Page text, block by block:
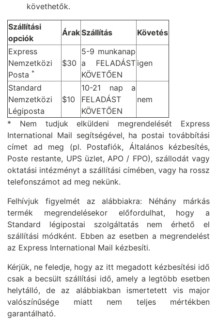
követhetők.
Szállítási
opciók
ÁrakSzállítás
Követés
Express
Nemzetközi
Posta *
$30
5-9 munkanap
a FELADÁST
KÖVETŐEN
igen
Standard
Nemzetközi
Légiposta
$10
10-21 nap a
FELADÁST
KÖVETŐEN
nem
* Nem tudjuk elküldeni megrendelését Express
International Mail segítségével, ha postai továbbítási
címet ad meg (pl. Postafiók, Általános kézbesítés,
Poste restante, UPS üzlet, APO / FPO), szállodát vagy
oktatási intézményt a szállítási címében, vagy ha rossz
telefonszámot ad meg nekünk.
Felhívjuk figyelmét az alábbiakra: Néhány márkás
termék megrendelésekor előfordulhat, hogy a
Standard légipostai szolgáltatás nem érhető el
szállítási módként. Ebben az esetben a megrendelést
az Express International Mail kézbesíti.
Kérjük, ne feledje, hogy az itt megadott kézbesítési idő
csak a becsült szállítási idő, amely a legtöbb esetben
helytálló, de az alábbiakban ismertetett vis major
valószínűsége miatt nem teljes mértékben
garantálható.